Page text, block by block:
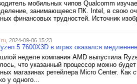
мобильных чипов Qualcomm
занимающееся ПК. Intel, в свою
финансовых трудностей. Источник
, 2024-09-06 15:23
5 7600X3D в играх оказался
неделе компания AMD выпустила
что указанный процессор можно
магазинах ретейлера Micro Center. Как
у одного...